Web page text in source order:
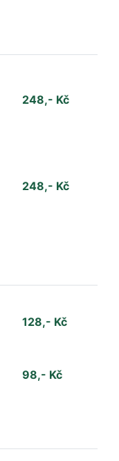
248,- Kč
248,- Kč
128,- Kč
98,- Kč